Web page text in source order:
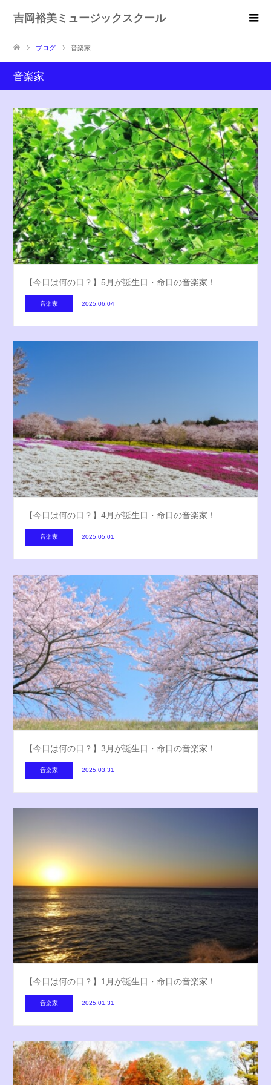
吉岡裕美ミュージックスクール
ブログ 音楽家
音楽家
【今日は何の日？】5月が誕生日・命日の音楽家！
音楽家 2025.06.04
【今日は何の日？】4月が誕生日・命日の音楽家！
音楽家 2025.05.01
【今日は何の日？】3月が誕生日・命日の音楽家！
音楽家 2025.03.31
【今日は何の日？】1月が誕生日・命日の音楽家！
音楽家 2025.01.31